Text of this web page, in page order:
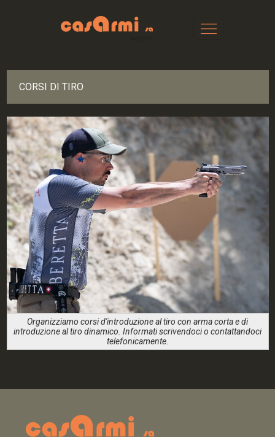
CORSI DI TIRO
Organizziamo corsi d'introduzione al tiro con arma corta e di
introduzione al tiro dinamico. Informati scrivendoci o contattandoci
telefonicamente.